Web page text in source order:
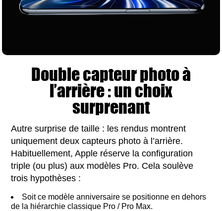
Double capteur photo à
l’arrière : un choix
surprenant
Autre surprise de taille : les rendus montrent
uniquement deux capteurs photo à l’arrière.
Habituellement, Apple réserve la configuration
triple (ou plus) aux modèles Pro. Cela soulève
trois hypothèses :
Soit ce modèle anniversaire se positionne en dehors
de la hiérarchie classique Pro / Pro Max.